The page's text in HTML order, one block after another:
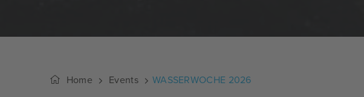
Home Events WASSERWOCHE 2026